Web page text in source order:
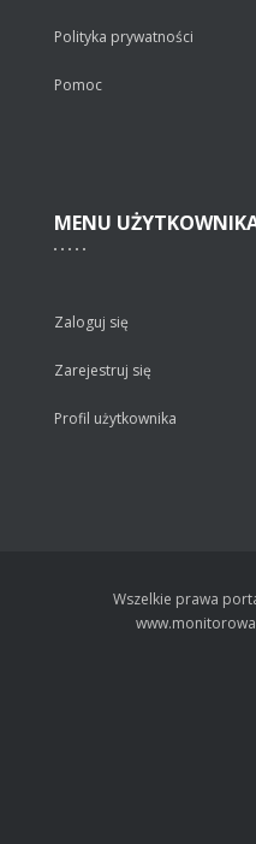
Polityka prywatności
Pomoc
MENU
Zaloguj się
Zarejestruj się
Profil użytkownika
Wszelkie prawa